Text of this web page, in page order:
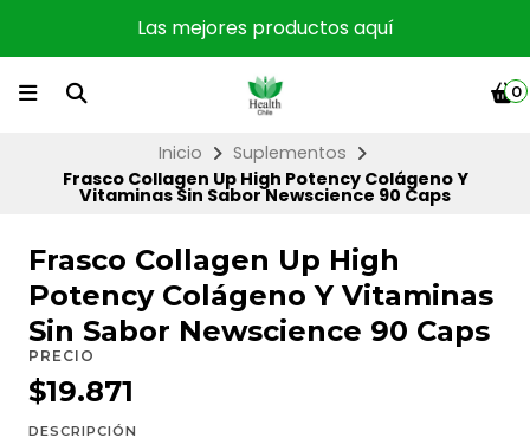
Las mejores productos aquí
0
Inicio
Suplementos
Frasco Collagen Up High Potency Colágeno Y
Vitaminas Sin Sabor Newscience 90 Caps
Frasco Collagen Up High
Potency Colágeno Y Vitaminas
Sin Sabor Newscience 90 Caps
PRECIO
$19.871
DESCRIPCIÓN